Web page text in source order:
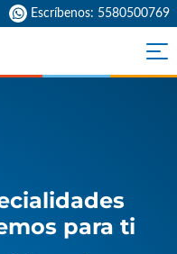
Escríbenos: 5580500769
para ti